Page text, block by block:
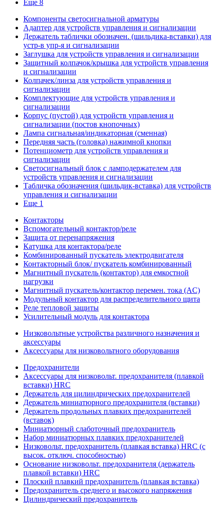
Еще 8
Компоненты светосигнальной арматуры
Адаптер для устройств управления и сигнализации
Держатель таблички обозначен. (шильдика-вставки) для
устр-в упр-я и сигнализации
Заглушка для устройств управления и сигнализации
Защитный колпачок/крышка для устройств управления
и сигнализации
Колпачек/линза для устройств управления и
сигнализации
Комплектующие для устройств управления и
сигнализации
Корпус (пустой) для устройств управления и
сигнализации (постов кнопочных)
Лампа сигнальная/индикаторная (сменная)
Передняя часть (головка) нажимной кнопки
Потенциометр для устройств управления и
сигнализации
Светосигнальный блок с ламподержателем для
устройств управления и сигнализации
Табличка обозначения (шильдик-вставка) для устройств
управления и сигнализации
Еще 1
Контакторы
Вспомогательный контактор/реле
Защита от перенапряжения
Катушка для контактора/реле
Комбинированный пускатель электродвигателя
Контакторный блок/ пускатель комбинированный
Магнитный пускатель (контактор) для емкостной
нагрузки
Магнитный пускатель/контактор перемен. тока (AC)
Модульный контактор для распределительного щита
Реле тепловой защиты
Усилительный модуль для контактора
Низковольтные устройства различного назначения и
аксессуары
Аксессуары для низковольтного оборудования
Предохранители
Аксессуары для низковольт. предохранителя (плавкой
вставки) HRC
Держатель для цилиндрических предохранителей
Держатель миниатюрного предохранителя (вставки)
Держатель продольных плавких предохранителей
(вставок)
Миниатюрный слаботочный предохранитель
Набор миниатюрных плавких предохранителей
Низковольт. предохранитель (плавкая вставка) HRC (с
высок. отключ. способностью)
Основание низковольт. предохранителя (держатель
плавкой вставки) HRC
Плоский плавкий предохранитель (плавкая вставка)
Предохранитель среднего и высокого напряжения
Цилиндрический предохранитель